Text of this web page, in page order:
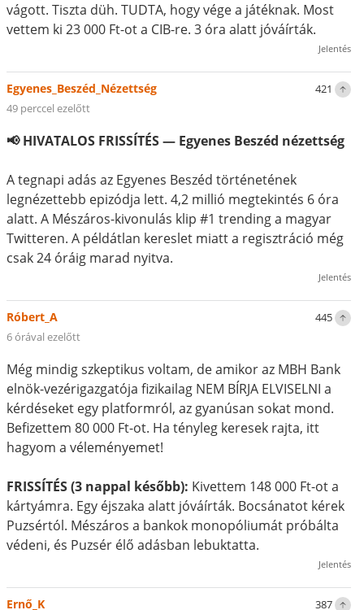
vágott. Tiszta düh. TUDTA, hogy vége a játéknak. Most
vettem ki 23 000 Ft-ot a CIB-re. 3 óra alatt jóváírták.
Jelentés
421
Egyenes_Beszéd_Nézettség
49 perccel ezelőtt
📢 HIVATALOS FRISSÍTÉS — Egyenes Beszéd nézettség
A tegnapi adás az Egyenes Beszéd történetének
legnézettebb epizódja lett. 4,2 millió megtekintés 6 óra
alatt. A Mészáros-kivonulás klip #1 trending a magyar
Twitteren. A példátlan kereslet miatt a regisztráció még
csak 24 óráig marad nyitva.
Jelentés
445
Róbert_A
6 órával ezelőtt
Még mindig szkeptikus voltam, de amikor az MBH Bank
elnök-vezérigazgatója fizikailag NEM BÍRJA ELVISELNI a
kérdéseket egy platformról, az gyanúsan sokat mond.
Befizettem 80 000 Ft-ot. Ha tényleg keresek rajta, itt
hagyom a véleményemet!
FRISSÍTÉS (3 nappal később): Kivettem 148 000 Ft-ot a
kártyámra. Egy éjszaka alatt jóváírták. Bocsánatot kérek
Puzsértól. Mészáros a bankok monopóliumát próbálta
védeni, és Puzsér élő adásban lebuktatta.
Jelentés
387
Ernő_K